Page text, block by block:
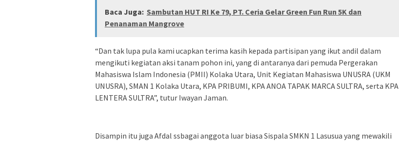
Baca Juga: Sambutan HUT RI Ke 79, PT. Ceria Gelar Green Fun Run 5K dan
Penanaman Mangrove
“Dan tak lupa pula kami ucapkan terima kasih kepada partisipan yang ikut andil dalam
mengikuti kegiatan aksi tanam pohon ini, yang di antaranya dari pemuda Pergerakan
Mahasiswa Islam Indonesia (PMII) Kolaka Utara, Unit Kegiatan Mahasiswa UNUSRA (UKM
UNUSRA), SMAN 1 Kolaka Utara, KPA PRIBUMI, KPA ANOA TAPAK MARCA SULTRA, serta KPA
LENTERA SULTRA”, tutur Iwayan Jaman.
Disampin itu juga Afdal ssbagai anggota luar biasa Sispala SMKN 1 Lasusua yang mewakili